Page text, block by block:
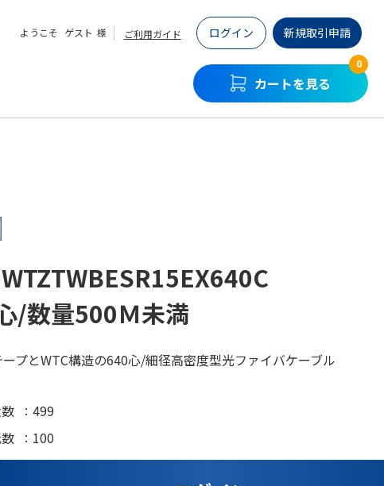
ようこそ ゲスト 様 ご利用ガイド ログイン 新規取引申請
カートを見る
0
/数量500Ｍ未満
ープとWTC構造の640心/細径高密度型光ファイバケーブル
499
100